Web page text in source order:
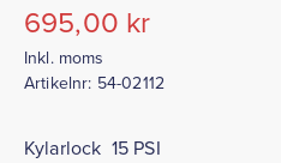
695,00 kr
Inkl. moms
Artikelnr: 54-02112
Kylarlock 15 PSI